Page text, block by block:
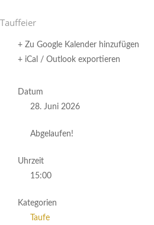
Tauf­feier
+ Zu Google Kalender hinzufügen
+ iCal / Outlook exportieren
Datum
28. Juni 2026
Abgelaufen!
Uhrzeit
15:00
Kategorien
Taufe